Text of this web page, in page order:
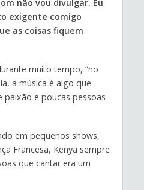
não vou divulgar. Eu
exigente comigo
as coisas fiquem
muito tempo, “no
a música é algo que
paixão e poucas pessoas
em pequenos shows,
Francesa, Kenya sempre
que cantar era um